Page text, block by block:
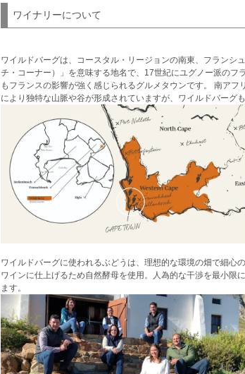
ワイナリーについて
ワイルドバーグは、コースタル・リージョンの南東、フランシ
チ・コーナー）」を意味する地名で、17世紀にユグノー派の
もフランスの影響が強く感じられるグルメタウンです。 南ア
により独特な山脈や谷が形成されていますが、ワイルドバーグ
ワイルドバーグに使われるぶどうは、理想的な環境の畑で細心
ワインに仕上げるため自然酵母を使用。人為的な干渉を最小限
ます。